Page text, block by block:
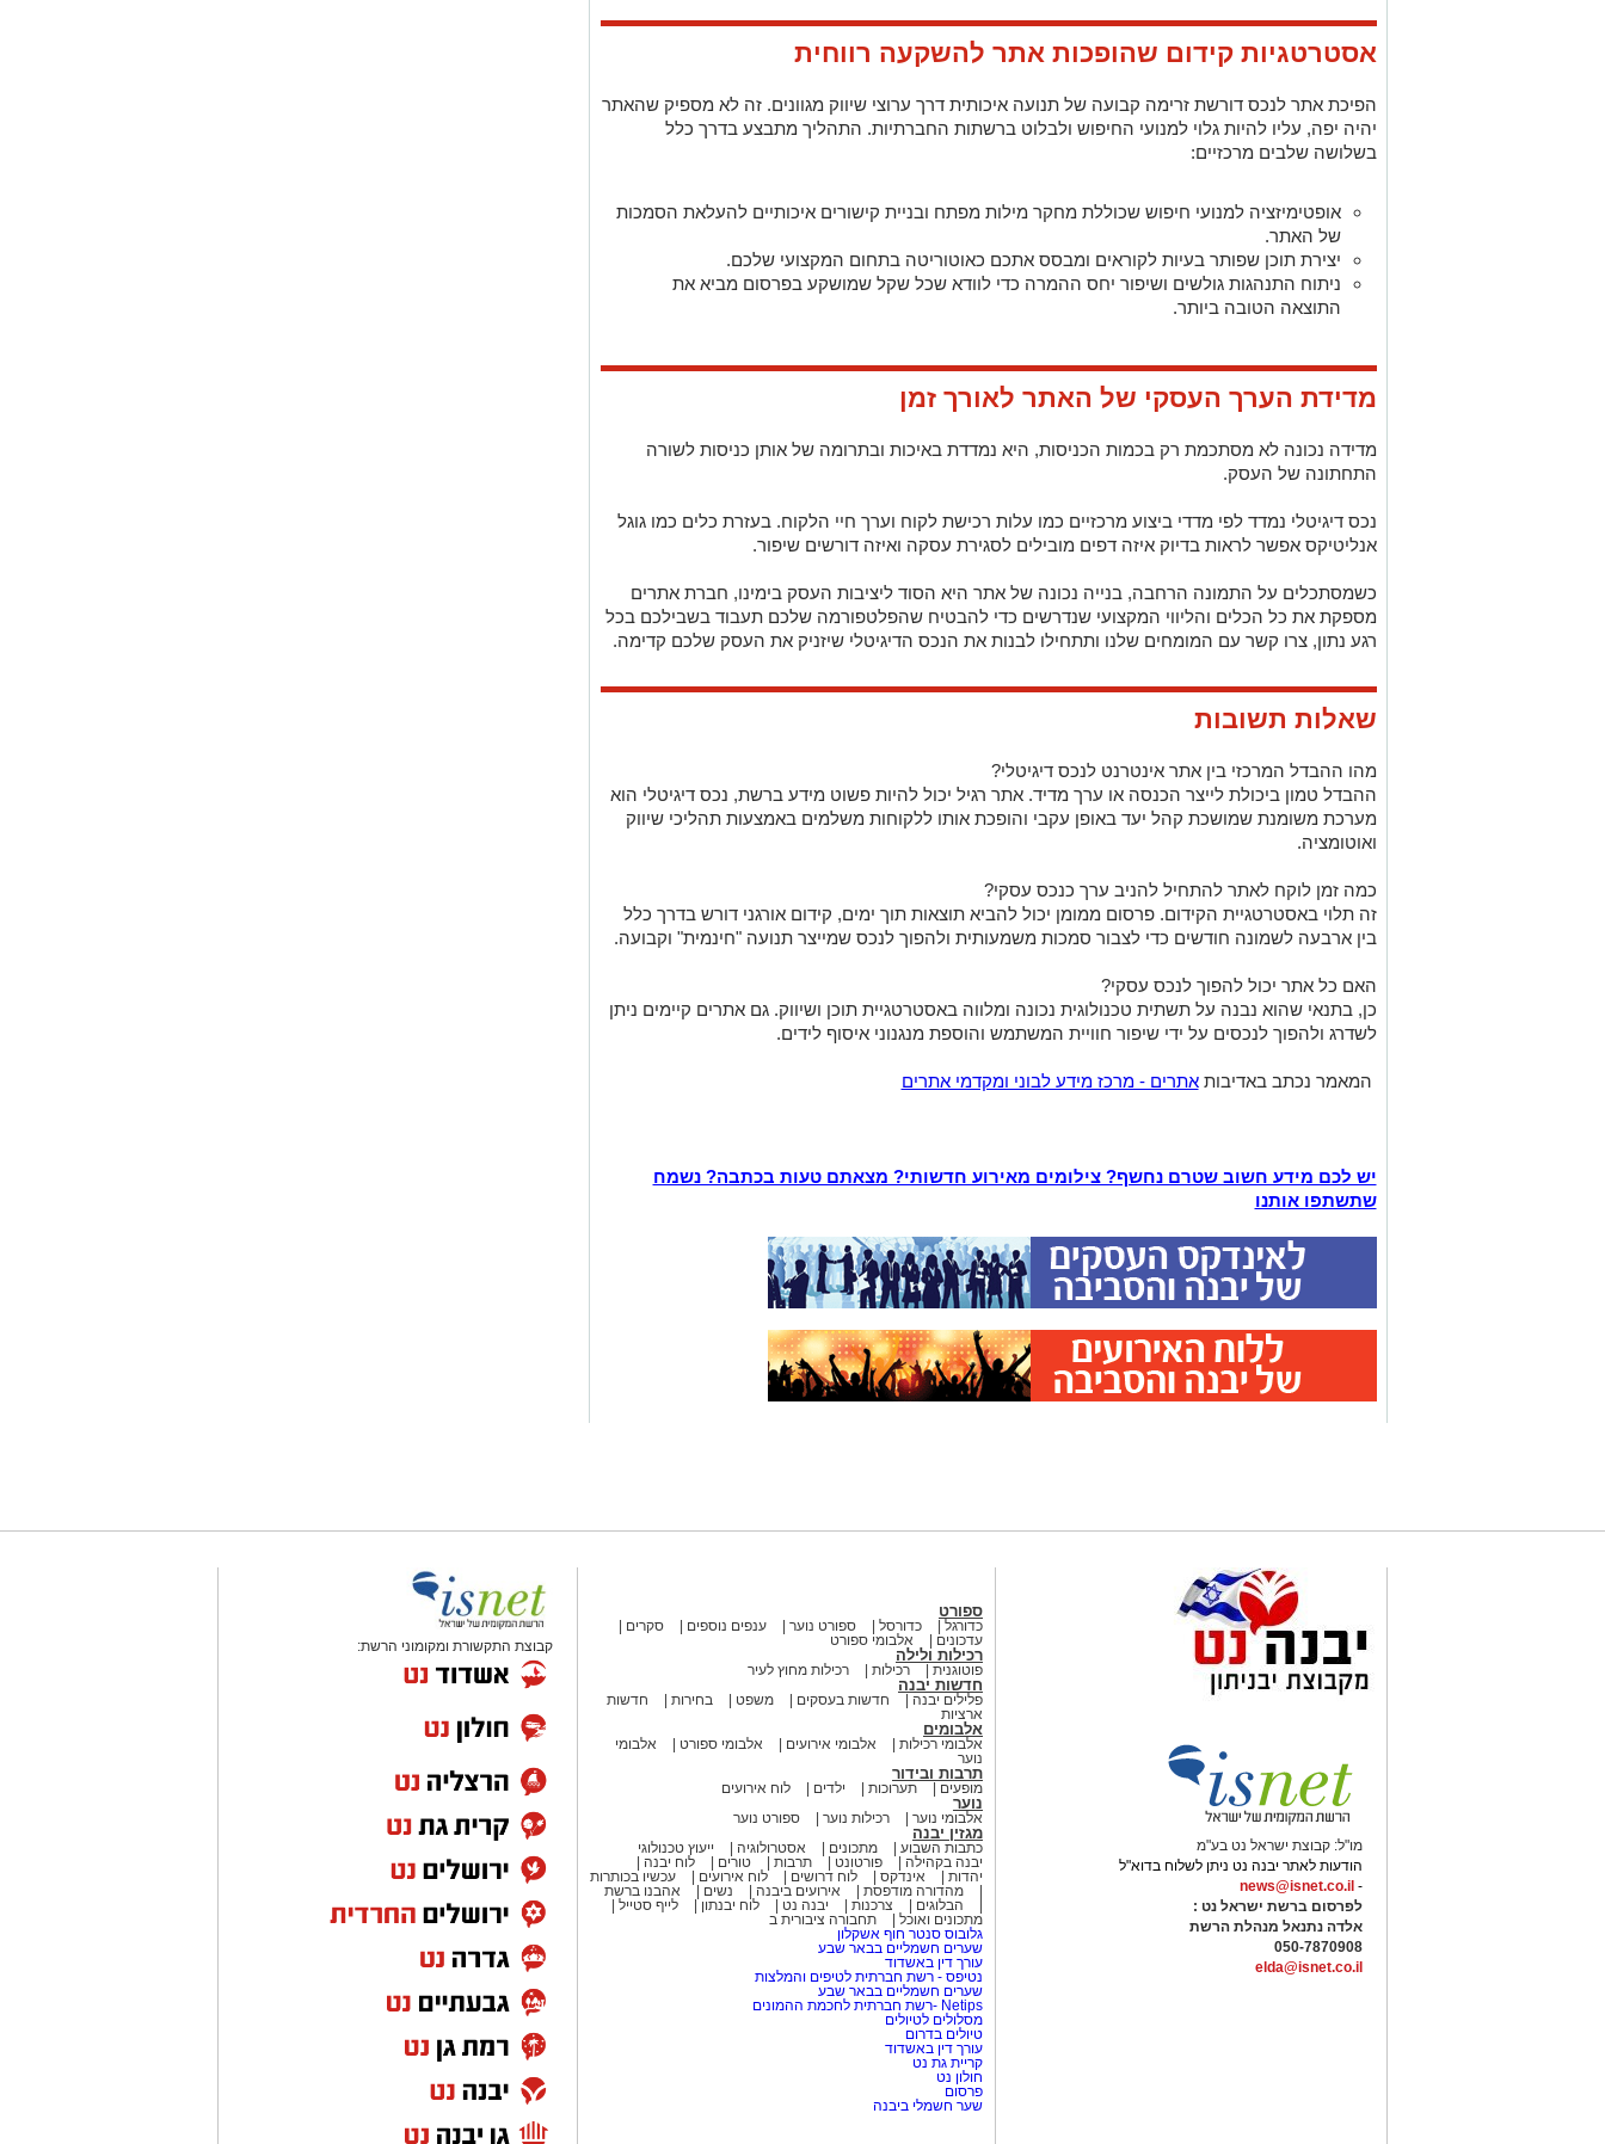
אסטרטגיות קידום שהופכות אתר להשקעה רווחית
הפיכת אתר לנכס דורשת זרימה קבועה של תנועה איכותית דרך ערוצי שיווק מגוונים. זה לא מספיק שהאתר
יהיה יפה, עליו להיות גלוי למנועי החיפוש ולבלוט ברשתות החברתיות. התהליך מתבצע בדרך כלל
בשלושה שלבים מרכזיים:
אופטימיזציה למנועי חיפוש שכוללת מחקר מילות מפתח ובניית קישורים איכותיים להעלאת הסמכות
של האתר.
יצירת תוכן שפותר בעיות לקוראים ומבסס אתכם כאוטוריטה בתחום המקצועי שלכם.
ניתוח התנהגות גולשים ושיפור יחס ההמרה כדי לוודא שכל שקל שמושקע בפרסום מביא את
התוצאה הטובה ביותר.
מדידת הערך העסקי של האתר לאורך זמן
מדידה נכונה לא מסתכמת רק בכמות הכניסות, היא נמדדת באיכות ובתרומה של אותן כניסות לשורה
התחתונה של העסק.
נכס דיגיטלי נמדד לפי מדדי ביצוע מרכזיים כמו עלות רכישת לקוח וערך חיי הלקוח. בעזרת כלים כמו גוגל
אנליטיקס אפשר לראות בדיוק איזה דפים מובילים לסגירת עסקה ואיזה דורשים שיפור.
כשמסתכלים על התמונה הרחבה, בנייה נכונה של אתר היא הסוד ליציבות העסק בימינו, חברת אתרים
מספקת את כל הכלים והליווי המקצועי שנדרשים כדי להבטיח שהפלטפורמה שלכם תעבוד בשבילכם בכל
רגע נתון, צרו קשר עם המומחים שלנו ותתחילו לבנות את הנכס הדיגיטלי שיזניק את העסק שלכם קדימה.
שאלות תשובות
מהו ההבדל המרכזי בין אתר אינטרנט לנכס דיגיטלי?
ההבדל טמון ביכולת לייצר הכנסה או ערך מדיד. אתר רגיל יכול להיות פשוט מידע ברשת, נכס דיגיטלי הוא
מערכת משומנת שמושכת קהל יעד באופן עקבי והופכת אותו ללקוחות משלמים באמצעות תהליכי שיווק
ואוטומציה.
כמה זמן לוקח לאתר להתחיל להניב ערך כנכס עסקי?
זה תלוי באסטרטגיית הקידום. פרסום ממומן יכול להביא תוצאות תוך ימים, קידום אורגני דורש בדרך כלל
בין ארבעה לשמונה חודשים כדי לצבור סמכות משמעותית ולהפוך לנכס שמייצר תנועה "חינמית" וקבועה.
האם כל אתר יכול להפוך לנכס עסקי?
כן, בתנאי שהוא נבנה על תשתית טכנולוגית נכונה ומלווה באסטרטגיית תוכן ושיווק. גם אתרים קיימים ניתן
לשדרג ולהפוך לנכסים על ידי שיפור חוויית המשתמש והוספת מנגנוני איסוף לידים.
המאמר נכתב באדיבותאתרים - מרכז מידע לבוני ומקדמי אתרים
יש לכם מידע חשוב שטרם נחשף? צילומים מאירוע חדשותי? מצאתם טעות בכתבה? נשמח
שתשתפו אותנו
מו"ל: קבוצת ישראל נט בע"מ
הודעות לאתר יבנה נט ניתן לשלוח בדוא"ל
-
news@isnet.co.il
לפרסום ברשת ישראל נט :
אלדה נתנאל מנהלת הרשת
050-7870908
elda@isnet.co.il
ספורט
כדורגל כדורסל ספורט נוער ענפים נוספים
סקרים
עדכונים
אלבומי ספורט
רכילות ולילה
פוטוגנית רכילות רכילות מחוץ לעיר
חדשות יבנה
פלילים יבנה חדשות בעסקים משפט בחירות
חדשות
ארציות
אלבומים
אלבומי רכילות אלבומי אירועים אלבומי ספורט
אלבומי
נוער
תרבות ובידור
מופעים תערוכות ילדים לוח אירועים
נוער
אלבומי נוער רכילות נוער ספורט נוער
מגזין יבנה
כתבות השבוע מתכונים אסטרולוגיה
ייעוץ טכנולוגי
יבנה בקהילה
פורטונט תרבות טורים
לוח יבנה
יהדות
אינדקס לוח דרושים לוח אירועים
עכשיו בכותרות
מהדורה מודפסת
אירועים ביבנה נשים
אהבנו ברשת
הבלוגים
צרכנות יבנה נט לוח יבנתון
לייף סטייל
מתכונים ואוכל
תחבורה ציבורית ב
גלובוס סנטר חוף אשקלון
שערים חשמליים בבאר שבע
עורך דין באשדוד
נטיפס - רשת חברתית לטיפים והמלצות
שערים חשמליים בבאר שבע
Netips -רשת חברתית לחכמת ההמונים
מסלולים לטיולים
טיולים בדרום
עורך דין באשדוד
קריית גת נט
חולון נט
פרסום
שער חשמלי ביבנה
קבוצת התקשורת ומקומוני הרשת: